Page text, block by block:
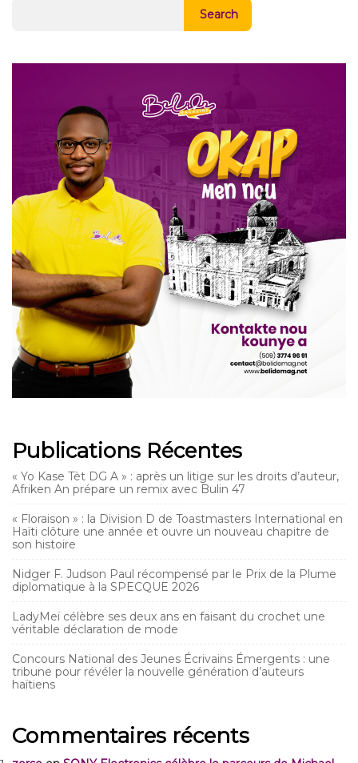
Search
Publications Récentes
« Yo Kase Tèt DG A » : après un litige sur les droits d’auteur,
Afriken An prépare un remix avec Bulin 47
« Floraison » : la Division D de Toastmasters International en
Haïti clôture une année et ouvre un nouveau chapitre de
son histoire
Nidger F. Judson Paul récompensé par le Prix de la Plume
diplomatique à la SPECQUE 2026
LadyMeï célèbre ses deux ans en faisant du crochet une
véritable déclaration de mode
Concours National des Jeunes Écrivains Émergents : une
tribune pour révéler la nouvelle génération d’auteurs
haïtiens
Commentaires récents